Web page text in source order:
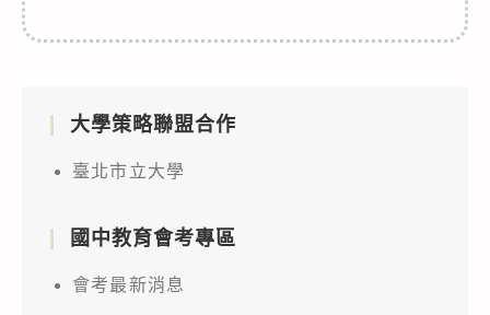
大學策略聯盟合作
臺北市立大學
國中教育會考專區
會考最新消息